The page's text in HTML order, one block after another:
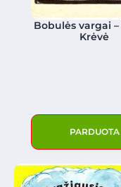
Bobulės vargai
Krėvė
PARDUOTA